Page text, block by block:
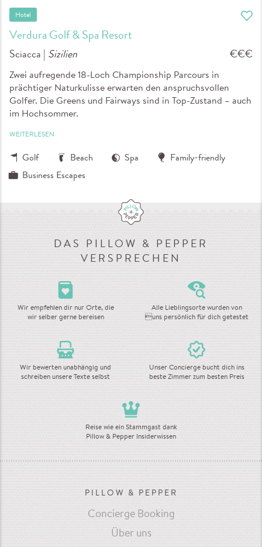
Verdura Golf & Spa Resort
Hotel
Sciacca | Sizilien €€€
Zwei aufregende 18-Loch Championship Parcours in
prächtiger Naturkulisse erwarten den anspruchsvollen
Golfer. Die Greens und Fairways sind in Top-Zustand – auch
im Hochsommer.
WEITERLESEN
Golf Beach Spa
Family-friendly
Business Escapes
DAS PILLOW & PEPPER
VERSPRECHEN
Wir empfehlen dir nur Orte, die
wir selber gerne bereisen
Alle Lieblingsorte wurden von
uns persönlich für dich getestet
Wir bewerten unabhängig und
schreiben unsere Texte selbst
Unser Concierge bucht dich ins
beste Zimmer zum besten Preis
Reise wie ein Stammgast dank
Pillow & Pepper Insiderwissen
PILLOW & PEPPER
Concierge Booking
Über uns